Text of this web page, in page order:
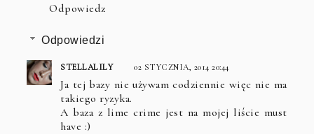
Odpowiedz
Odpowiedzi
STELLALILY 02 STYCZNIA, 2014 20:44
Ja tej bazy nie używam codziennie więc nie ma
takiego ryzyka.
A baza z lime crime jest na mojej liście must
have :)